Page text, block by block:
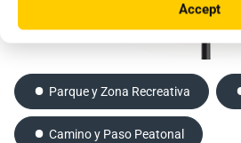
Accept
Parque y Zona Recreativa
Camino y Paso Peatonal
Carretera y Calle
RAL 9005 RAL 9010 RAL 8019
Carretera y Calle
RAL 9005 RAL 9010 RAL 8019